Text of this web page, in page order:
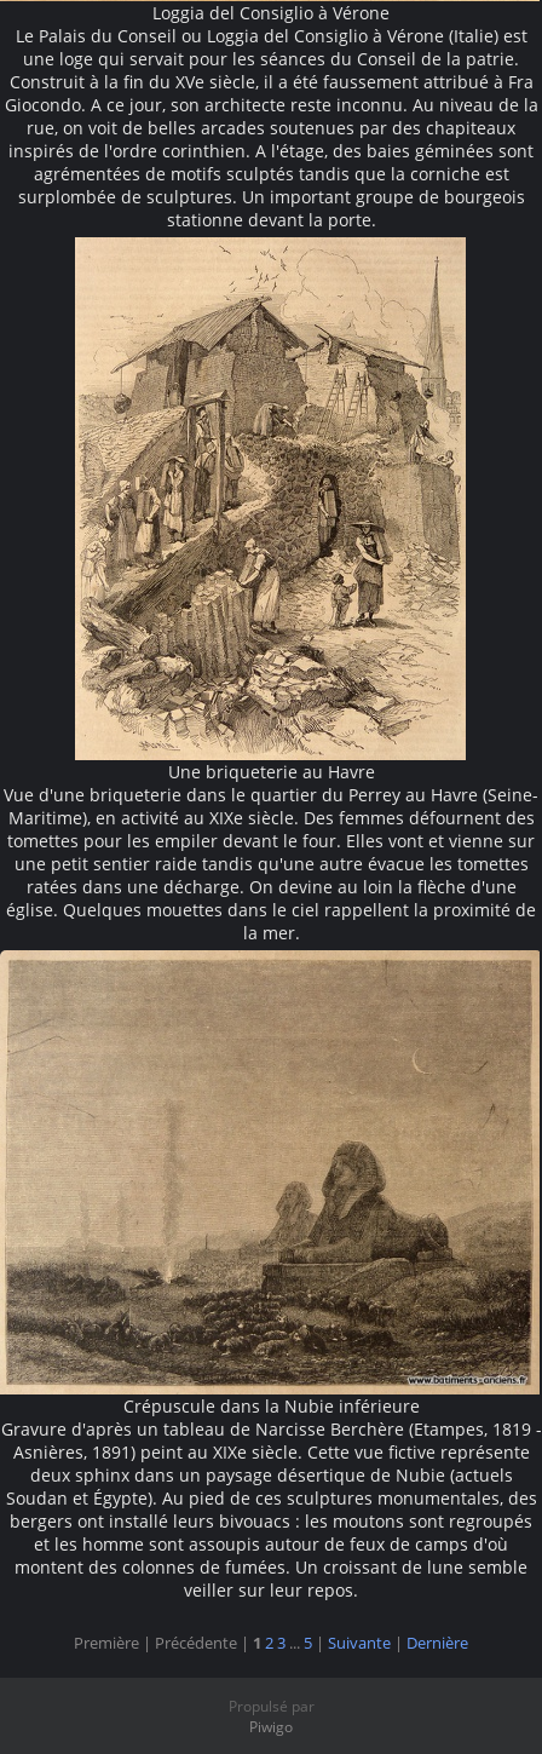
Loggia del Consiglio à Vérone
Le Palais du Conseil ou Loggia del Consiglio à Vérone (Italie) est
une loge qui servait pour les séances du Conseil de la patrie.
Construit à la fin du XVe siècle, il a été faussement attribué à Fra
Giocondo. A ce jour, son architecte reste inconnu. Au niveau de la
rue, on voit de belles arcades soutenues par des chapiteaux
inspirés de l'ordre corinthien. A l'étage, des baies géminées sont
agrémentées de motifs sculptés tandis que la corniche est
surplombée de sculptures. Un important groupe de bourgeois
stationne devant la porte.
Une briqueterie au Havre
Vue d'une briqueterie dans le quartier du Perrey au Havre (Seine-
Maritime), en activité au XIXe siècle. Des femmes défournent des
tomettes pour les empiler devant le four. Elles vont et vienne sur
une petit sentier raide tandis qu'une autre évacue les tomettes
ratées dans une décharge. On devine au loin la flèche d'une
église. Quelques mouettes dans le ciel rappellent la proximité de
la mer.
Crépuscule dans la Nubie inférieure
Gravure d'après un tableau de Narcisse Berchère (Etampes, 1819 -
Asnières, 1891) peint au XIXe siècle. Cette vue fictive représente
deux sphinx dans un paysage désertique de Nubie (actuels
Soudan et Égypte). Au pied de ces sculptures monumentales, des
bergers ont installé leurs bivouacs : les moutons sont regroupés
et les homme sont assoupis autour de feux de camps d'où
montent des colonnes de fumées. Un croissant de lune semble
veiller sur leur repos.
Première | Précédente | 1 23 ... 5 | Suivante | Dernière
Propulsé par
Piwigo